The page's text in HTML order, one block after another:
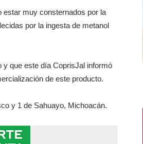
estar muy consternados por la
por la ingesta de metanol
y que este día CoprisJal informó
de este producto.
y 1 de Sahuayo, Michoacán.